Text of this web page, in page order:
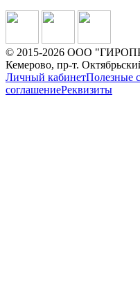
© 2015-2026 ООО
Кемерово, пр-т.
Личный кабинетПолезные
соглашениеРеквизиты